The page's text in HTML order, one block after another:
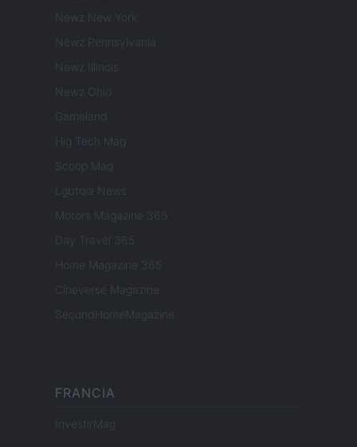
Newz New York
Newz Pennsylvania
Newz Illinois
Newz Ohio
Gameland
Hig Tech Mag
Scoop Mag
Lgbtqia News
Motors Magazine 365
Day Travel 365
Home Magazine 365
Cineverse Magazine
SecondHomeMagazine
FRANCIA
InvestirMag